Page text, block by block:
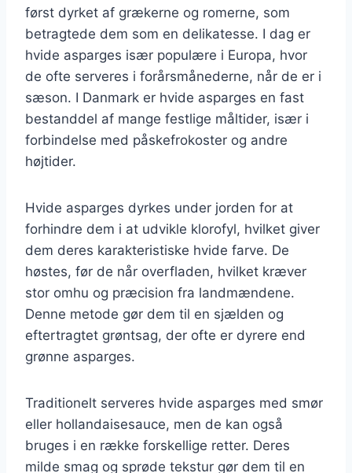
først dyrket af grækerne og romerne, som
betragtede dem som en delikatesse. I dag er
hvide asparges især populære i Europa, hvor
de ofte serveres i forårsmånederne, når de er i
sæson. I Danmark er hvide asparges en fast
bestanddel af mange festlige måltider, især i
forbindelse med påskefrokoster og andre
højtider.
Hvide asparges dyrkes under jorden for at
forhindre dem i at udvikle klorofyl, hvilket giver
dem deres karakteristiske hvide farve. De
høstes, før de når overfladen, hvilket kræver
stor omhu og præcision fra landmændene.
Denne metode gør dem til en sjælden og
eftertragtet grøntsag, der ofte er dyrere end
grønne asparges.
Traditionelt serveres hvide asparges med smør
eller hollandaisesauce, men de kan også
bruges i en række forskellige retter. Deres
milde smag og sprøde tekstur gør dem til en